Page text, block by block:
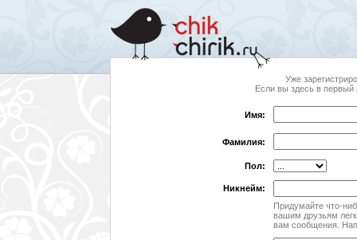
Уже
Если вы здесь в первый
Имя:
Фамилия:
Пол:
Никнейм:
Придумайте что-
вашим друзьям
вам сообщения.